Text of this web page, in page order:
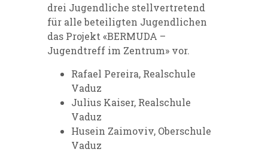
drei Jugendliche stellvertretend
für alle beteiligten Jugendlichen
das Projekt «BERMUDA –
Jugendtreff im Zentrum» vor.
Rafael Pereira, Realschule
Vaduz
Julius Kaiser, Realschule
Vaduz
Husein Zaimoviv, Oberschule
Vaduz